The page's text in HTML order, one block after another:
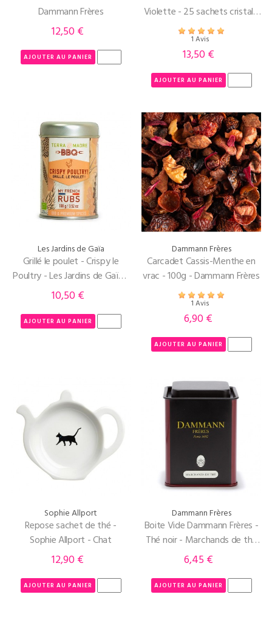
Dammann Frères
Prix
12,50 €
AJOUTER AU PANIER
Violette - 25 sachets cristal -
Dammann Frères
1 Avis
Prix
13,50 €
AJOUTER AU PANIER
Les Jardins de Gaïa
Grillé le poulet - Crispy le
Poultry - Les Jardins de Gaïa -
pot de 100g
Prix
10,50 €
AJOUTER AU PANIER
Dammann Frères
Carcadet Cassis-Menthe en
vrac - 100g - Dammann Frères
1 Avis
Prix
6,90 €
AJOUTER AU PANIER
Sophie Allport
Repose sachet de thé -
Sophie Allport - Chat
Prix
12,90 €
AJOUTER AU PANIER
Dammann Frères
Boite Vide Dammann Frères -
Thé noir - Marchands de thé
100g
Prix
6,45 €
AJOUTER AU PANIER